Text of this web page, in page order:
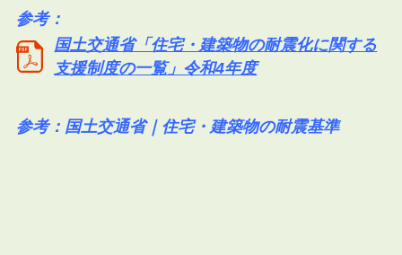
参考：
国土交通省「住宅・建築物の耐震化に関する
支援制度の一覧」令和4年度
参考： 国土交通省｜住宅・建築物の耐震基準